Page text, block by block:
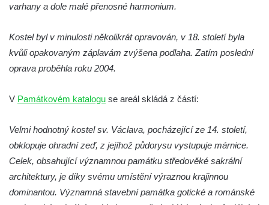
Kaple v severní části Dolního Třebonína
Kaple Božího těla na hřbitově v Hostíně u
Kostel Nanebevzetí Panny Marie v Hostíně
u Vojkovic
Kaple svatého Bartoloměje v Bukolu
varhany a dole malé přenosné harmonium.
Kostel byl v minulosti několikrát opravován, v 18. století byla
kvůli opakovaným záplavám zvýšena podlaha. Zatím poslední
oprava proběhla roku 2004.
V Památkovém katalogu se areál skládá z částí:
Velmi hodnotný kostel sv. Václava, pocházející ze 14. století,
obklopuje ohradní zeď, z jejíhož půdorysu vystupuje márnice.
Celek, obsahující významnou památku středověké sakrální
architektury, je díky svému umístění výraznou krajinnou
dominantou. Významná stavební památka gotické a románské